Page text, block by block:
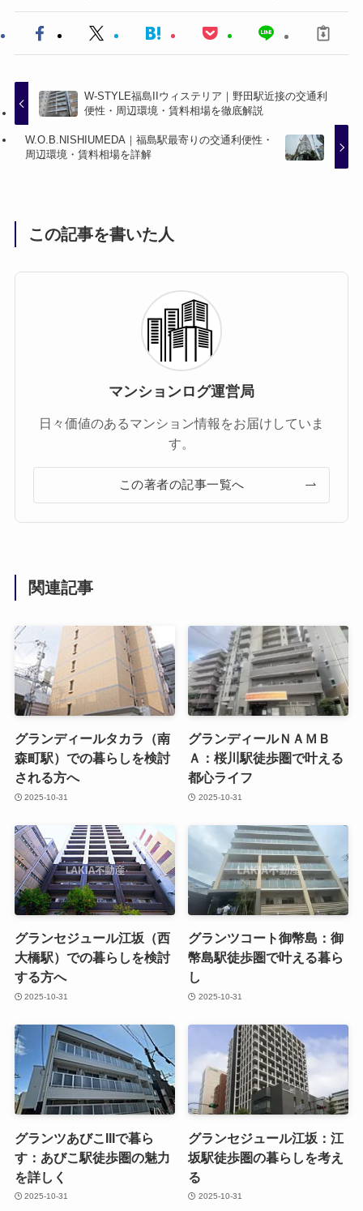
W-STYLE福島IIウィステリア｜野田駅近接の交通利
便性・周辺環境・賃料相場を徹底解説
W.O.B.NISHIUMEDA｜福島駅最寄りの交通利便性・
周辺環境・賃料相場を詳解
この記事を書いた人
マンションログ運営局
日々価値のあるマンション情報をお届けしていま
す。
この著者の記事一覧へ
関連記事
グランディールタカラ（南
森町駅）での暮らしを検討
される方へ
2025-10-31
グランディールＮＡＭＢ
Ａ：桜川駅徒歩圏で叶える
都心ライフ
2025-10-31
グランセジュール江坂（西
大橋駅）での暮らしを検討
する方へ
2025-10-31
グランツコート御幣島：御
幣島駅徒歩圏で叶える暮ら
し
2025-10-31
グランツあびこIIIで暮ら
す：あびこ駅徒歩圏の魅力
を詳しく
2025-10-31
グランセジュール江坂：江
坂駅徒歩圏の暮らしを考え
る
2025-10-31